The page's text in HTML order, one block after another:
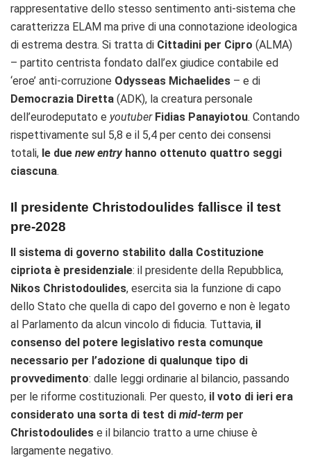
rappresentative dello stesso sentimento anti-sistema che
caratterizza ELAM ma prive di una connotazione ideologica
di estrema destra. Si tratta di Cittadini per Cipro (ALMA)
– partito centrista fondato dall’ex giudice contabile ed
‘eroe’ anti-corruzione Odysseas Michaelides – e di
Democrazia Diretta (ADK), la creatura personale
dell’eurodeputato e youtuber Fidias Panayiotou. Contando
rispettivamente sul 5,8 e il 5,4 per cento dei consensi
totali, le due new entry hanno ottenuto quattro seggi
ciascuna.
Il presidente Christodoulides fallisce il test
pre-2028
Il sistema di governo stabilito dalla Costituzione
cipriota è presidenziale: il presidente della Repubblica,
Nikos Christodoulides, esercita sia la funzione di capo
dello Stato che quella di capo del governo e non è legato
al Parlamento da alcun vincolo di fiducia. Tuttavia, il
consenso del potere legislativo resta comunque
necessario per l’adozione di qualunque tipo di
provvedimento: dalle leggi ordinarie al bilancio, passando
per le riforme costituzionali. Per questo, il voto di ieri era
considerato una sorta di test di mid-term per
Christodoulides e il bilancio tratto a urne chiuse è
largamente negativo.